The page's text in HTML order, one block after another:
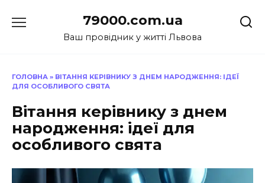
до
79000.com.ua
Ваш провідник у житті Львова
ГОЛОВНА » ВІТАННЯ КЕРІВНИКУ З ДНЕМ НАРОДЖЕННЯ: ІДЕЇ
ДЛЯ ОСОБЛИВОГО СВЯТА
Вітання керівнику з днем
народження: ідеї для
особливого свята